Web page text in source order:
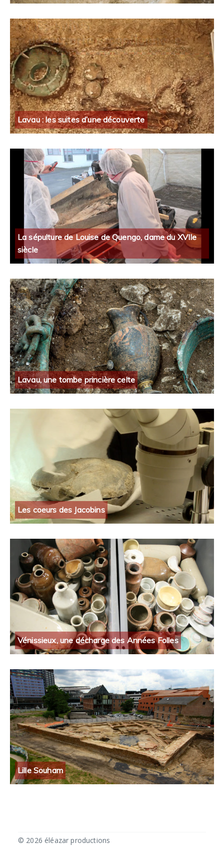
Lavau : les suites d’une découverte
La sépulture de Louise de Quengo, dame du XVIIe
siècle
Lavau, une tombe princière celte
Les coeurs des Jacobins
Vénissieux, une décharge des Années Folles
Lille Souham
© 2026 éléazar productions